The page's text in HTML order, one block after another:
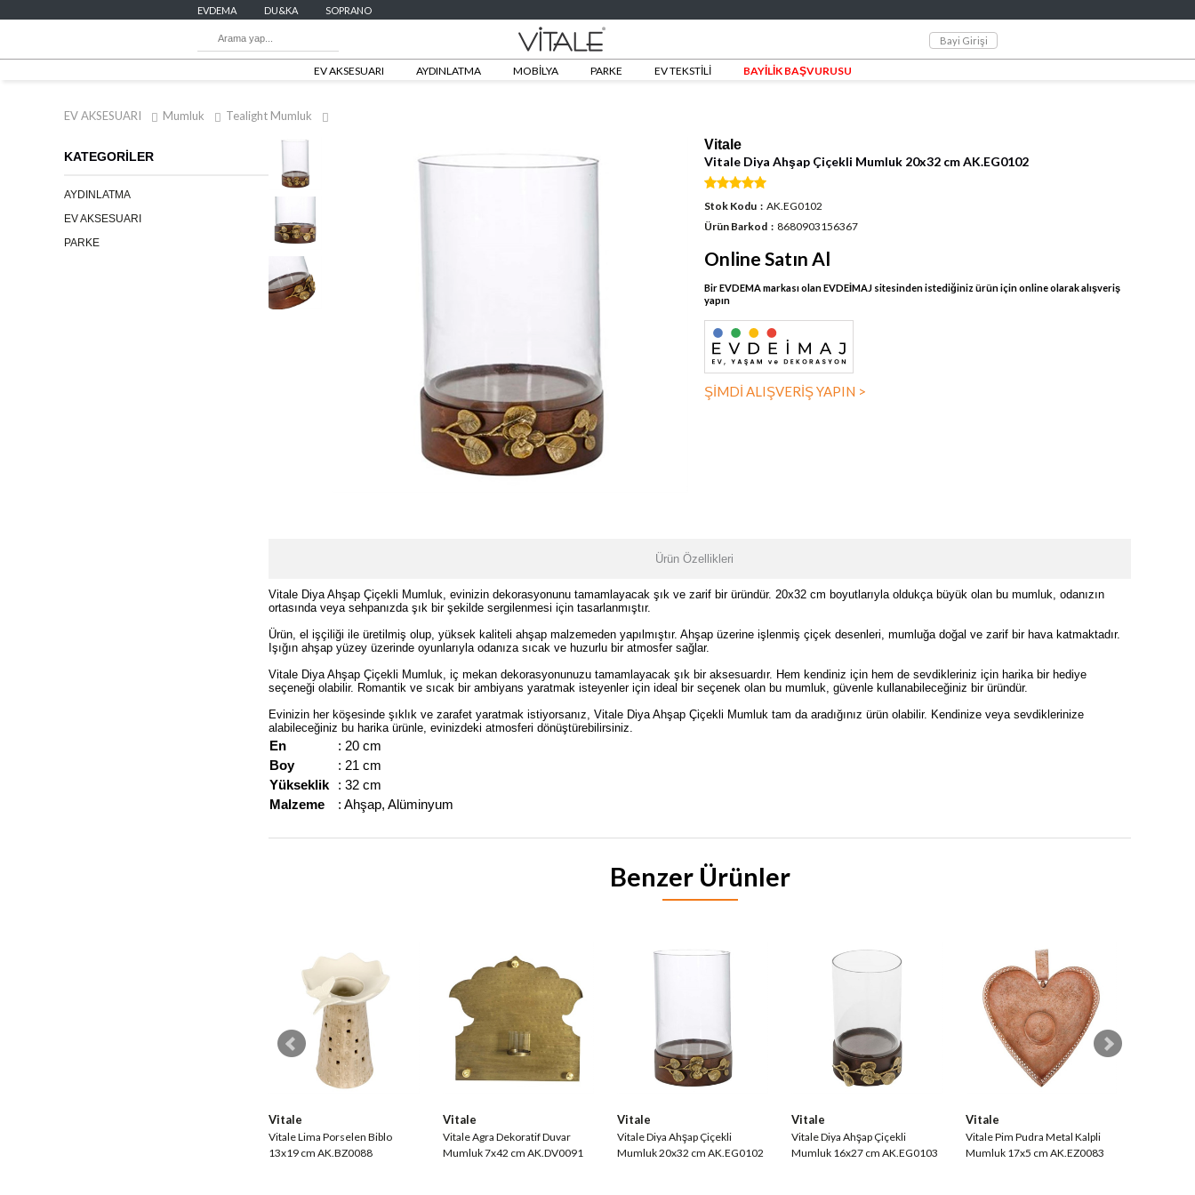
EVDEMA DU&KA SOPRANO
Bayi Girişi
EV AKSESUARI AYDINLATMA MOBİLYA PARKE EV TEKSTİLİ BAYİLİK BAŞVURUSU
EV AKSESUARI Mumluk Tealight Mumluk
KATEGORİLER
AYDINLATMA
EV AKSESUARI
PARKE
Vitale
Vitale Diya Ahşap Çiçekli Mumluk 20x32 cm AK.EG0102
Stok Kodu
AK.EG0102
Ürün Barkod
8680903156367
Online Satın Al
Bir EVDEMA markası olan EVDEİMAJ sitesinden istediğiniz ürün için online olarak alışveriş
yapın
ŞİMDİ ALIŞVERİŞ YAPIN >
Ürün Özellikleri
Vitale Diya Ahşap Çiçekli Mumluk, evinizin dekorasyonunu tamamlayacak şık ve zarif bir üründür. 20x32 cm boyutlarıyla oldukça büyük olan bu mumluk, odanızın
ortasında veya sehpanızda şık bir şekilde sergilenmesi için tasarlanmıştır.
Ürün, el işçiliği ile üretilmiş olup, yüksek kaliteli ahşap malzemeden yapılmıştır. Ahşap üzerine işlenmiş çiçek desenleri, mumluğa doğal ve zarif bir hava katmaktadır.
Işığın ahşap yüzey üzerinde oyunlarıyla odanıza sıcak ve huzurlu bir atmosfer sağlar.
Vitale Diya Ahşap Çiçekli Mumluk, iç mekan dekorasyonunuzu tamamlayacak şık bir aksesuardır. Hem kendiniz için hem de sevdikleriniz için harika bir hediye
seçeneği olabilir. Romantik ve sıcak bir ambiyans yaratmak isteyenler için ideal bir seçenek olan bu mumluk, güvenle kullanabileceğiniz bir üründür.
Evinizin her köşesinde şıklık ve zarafet yaratmak istiyorsanız, Vitale Diya Ahşap Çiçekli Mumluk tam da aradığınız ürün olabilir. Kendinize veya sevdiklerinize
alabileceğiniz bu harika ürünle, evinizdeki atmosferi dönüştürebilirsiniz.
En
: 20 cm
Boy
: 21 cm
Yükseklik
: 32 cm
Malzeme
: Ahşap, Alüminyum
Benzer Ürünler
Vitale
Vitale Lima Porselen Biblo
13x19 cm AK.BZ0088
Vitale
Vitale Agra Dekoratif Duvar
Mumluk 7x42 cm AK.DV0091
Vitale
Vitale Diya Ahşap Çiçekli
Mumluk 20x32 cm AK.EG0102
Vitale
Vitale Diya Ahşap Çiçekli
Mumluk 16x27 cm AK.EG0103
Vitale
Vitale Pim Pudra Metal Kalpli
Mumluk 17x5 cm AK.EZ0083